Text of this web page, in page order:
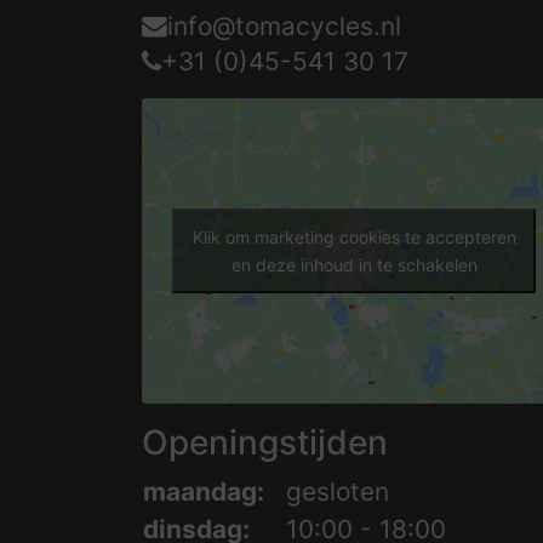
info@tomacycles.nl
+31 (0)45-541 30 17
Klik om marketing cookies te accepteren
en deze inhoud in te schakelen
Openingstijden
maandag:
gesloten
dinsdag:
10:00 - 18:00